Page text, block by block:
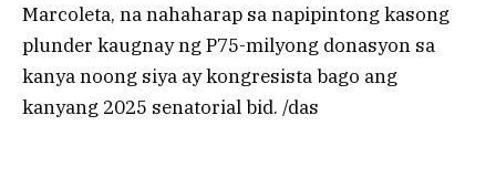
Marcoleta, na nahaharap sa napipintong kasong
plunder kaugnay ng P75-milyong donasyon sa
kanya noong siya ay kongresista bago ang
kanyang 2025 senatorial bid. /das